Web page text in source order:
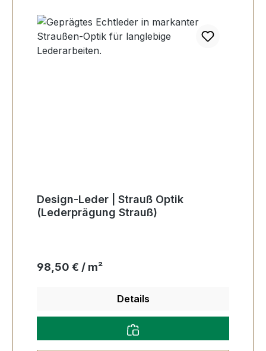
Design-Leder | Strauß Optik
(Lederprägung Strauß)
Regulärer Preis:
98,50 € / m²
Details